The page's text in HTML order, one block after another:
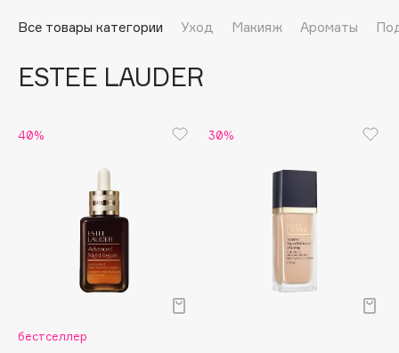
Техника
HFC
KIKO Milano
Clarins
Все товары категории Уход Макияж Ароматы
ESTEE LAUDER
40%
бестселлер
30%